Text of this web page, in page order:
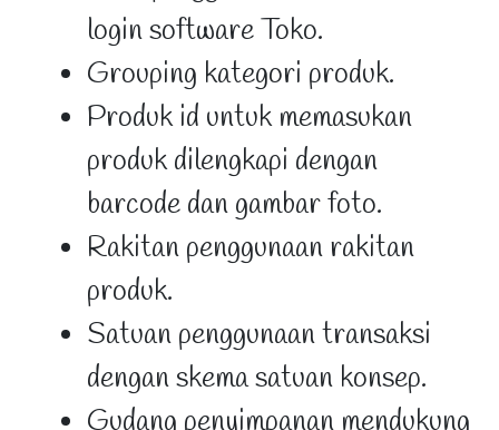
login software Toko.
Grouping kategori produk.
Produk id untuk memasukan
produk dilengkapi dengan
barcode dan gambar foto.
Rakitan penggunaan rakitan
produk.
Satuan penggunaan transaksi
dengan skema satuan konsep.
Gudang penyimpanan mendukung